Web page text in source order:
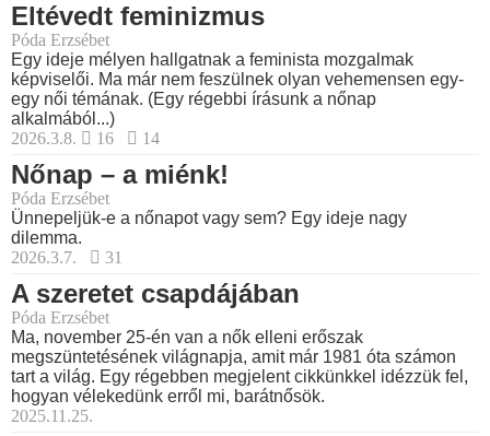
Eltévedt feminizmus
Póda Erzsébet
Egy ideje mélyen hallgatnak a feminista mozgalmak
képviselői. Ma már nem feszülnek olyan vehemensen egy-
egy női témának. (Egy régebbi írásunk a nőnap
alkalmából...)
2026.3.8.
16 14
Nőnap – a miénk!
Póda Erzsébet
Ünnepeljük-e a nőnapot vagy sem? Egy ideje nagy
dilemma.
2026.3.7.
31
A szeretet csapdájában
Póda Erzsébet
Ma, november 25-én van a nők elleni erőszak
megszüntetésének világnapja, amit már 1981 óta számon
tart a világ. Egy régebben megjelent cikkünkkel idézzük fel,
hogyan vélekedünk erről mi, barátnősök.
2025.11.25.